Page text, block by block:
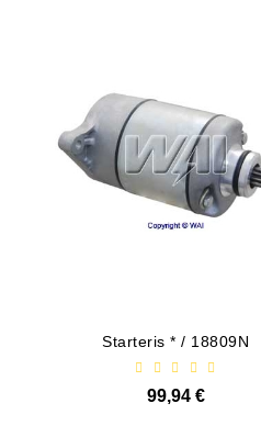
Starteris * / 18809N
99,94 €